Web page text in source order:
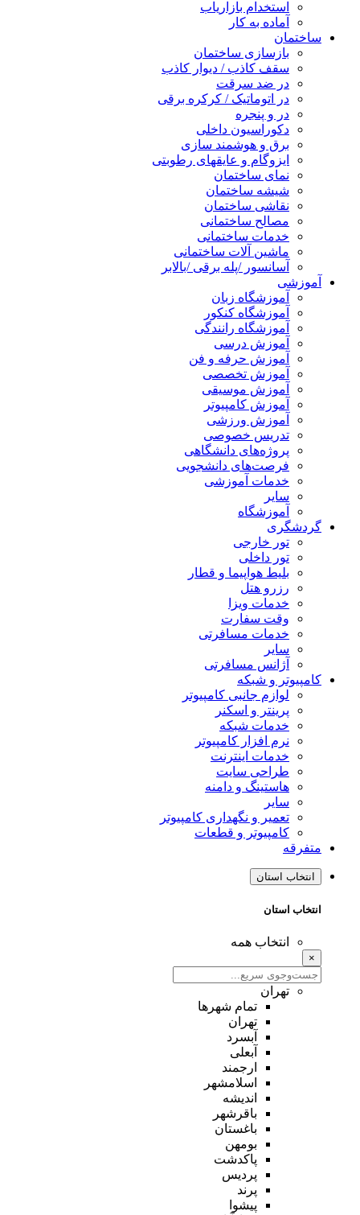
استخدام بازاریاب
آماده به کار
ساختمان
بازسازی ساختمان
سقف کاذب / دیوار کاذب
در ضد سرقت
در اتوماتیک / کرکره برقی
در و پنجره
دکوراسیون داخلی
برق و هوشمند سازی
ایزوگام و عایقهای رطوبتی
نمای ساختمان
شیشه ساختمان
نقاشی ساختمان
مصالح ساختمانی
خدمات ساختمانی
ماشین آلات ساختمانی
آسانسور /پله برقی /بالابر
آموزشی
آموزشگاه زبان
آموزشگاه کنکور
آموزشگاه رانندگی
آموزش درسی
آموزش حرفه و فن
آموزش تخصصی
آموزش موسیقی
آموزش کامپیوتر
آموزش ورزشی
تدریس خصوصی
پروژه‌های دانشگاهی
فرصت‌های دانشجویی
خدمات آموزشی
سایر
آموزشگاه
گردشگری
تور خارجی
تور داخلی
بلیط هواپیما و قطار
رزرو هتل
خدمات ویزا
وقت سفارت
خدمات مسافرتی
سایر
آژانس مسافرتی
کامپیوتر و شبکه
لوازم جانبی کامپیوتر
پرینتر و اسکنر
خدمات شبکه
نرم افزار کامپیوتر
خدمات اینترنت
طراحی سایت
هاستینگ و دامنه
سایر
تعمیر و نگهداری کامپیوتر
کامپیوتر و قطعات
متفرقه
انتخاب استان
انتخاب استان
انتخاب همه
×
تهران
تمام شهر‌ها
تهران
آبسرد
آبعلی
ارجمند
اسلامشهر
اندیشه
باقرشهر
باغستان
بومهن
پاکدشت
پردیس
پرند
پیشوا